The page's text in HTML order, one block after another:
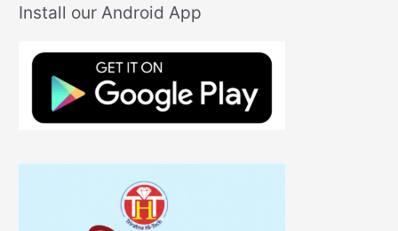
Install our Android App